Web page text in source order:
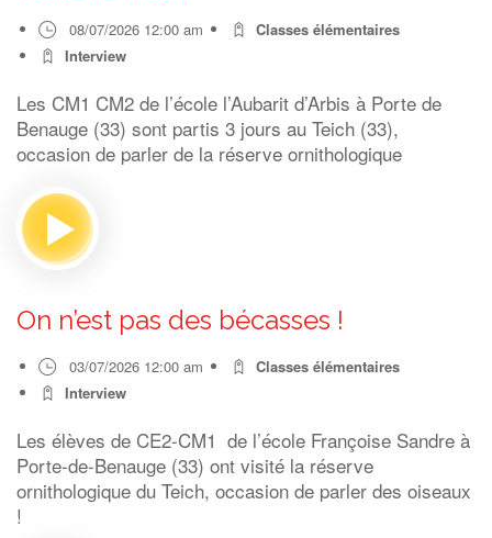
08/07/2026 12:00 am
Classes élémentaires
Interview
Les CM1 CM2 de l’école l’Aubarit d’Arbis à Porte de
Benauge (33) sont partis 3 jours au Teich (33),
occasion de parler de la réserve ornithologique
On n’est pas des bécasses !
03/07/2026 12:00 am
Classes élémentaires
Interview
Les élèves de CE2-CM1 de l’école Françoise Sandre à
Porte-de-Benauge (33) ont visité la réserve
ornithologique du Teich, occasion de parler des oiseaux
!